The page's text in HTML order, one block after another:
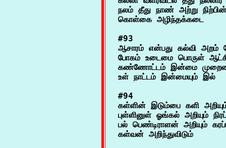
நலம் தீது நாண் அற்று
#93
ஆசாரம் என்பது கல்வி அறம்
போகம் உடைமை பொருள்
கண்ணோட்டம் இன்மை
#94
கள்ளின் இடும்பை களி
புள்ளினுள் ஓங்கல் அறியும்
பல் பெண்டிராளன் அறியும்